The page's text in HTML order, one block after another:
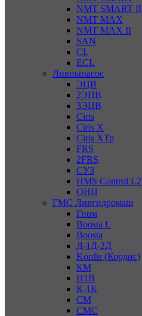
NMT SMART II
NMT MAX
NMT MAX II
SAN
CL
ECL
Ливнынасос
ЭЦВ
2ЭЦВ
3ЭЦВ
Ciris
Ciris X
Ciris ХТр
FRS
2FRS
СУЗ
HMS Control L2
ОНЦ
ГМС Ливгидромаш
Гном
Boosta L
Boosta
Д-1Д-2Д
Kordis (Кордис)
КМ
Н1В
К-1К
СМ
СМС